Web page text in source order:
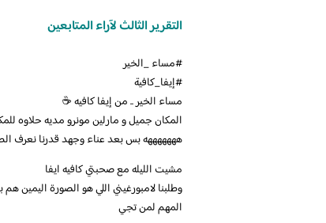
التقرير الثالث لآراء المتابعين
مساء الخير .. من إيفا كافيه ☕️
هههههههه بس بعد عناء وجهد قدرنا نعرف
‏مشيت الليله مع صحبتي كافيه ايفا
وطلبنا لامبورغيني اللي هو الصورة اليمين
المهم لمن تجي